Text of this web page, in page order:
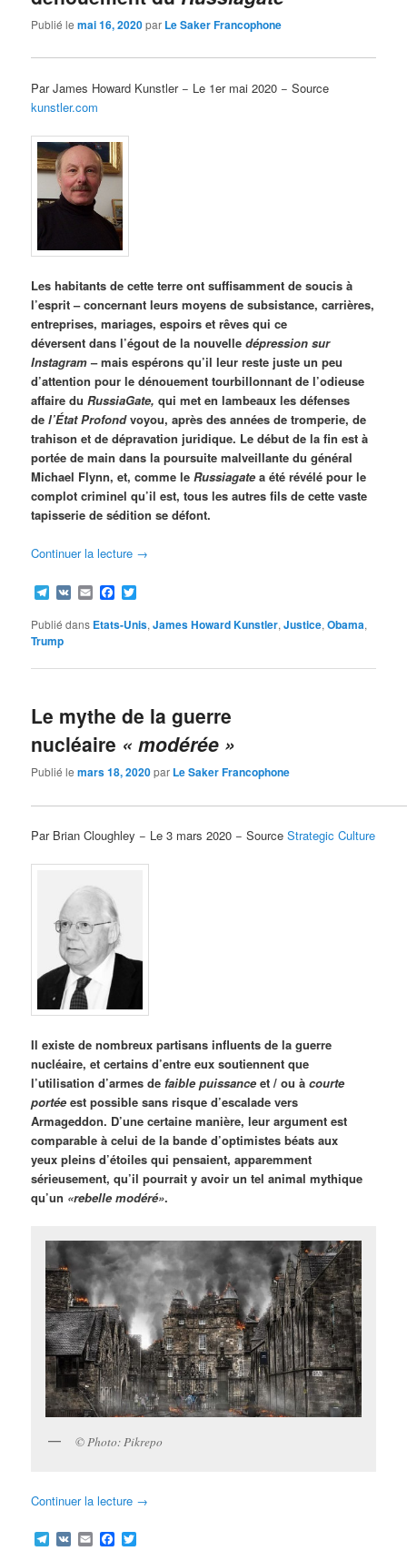
Publié lemai 16, 2020par Le Saker Francophone
Par James Howard Kunstler − Le 1er mai 2020 − Source
kunstler.com
Les habitants de cette terre ont suffisamment de soucis à
l’esprit – concernant leurs moyens de subsistance, carrières,
entreprises, mariages, espoirs et rêves qui ce
déversent dans l’égout de la nouvelledépression sur
Instagram– mais espérons qu’il leur reste juste un peu
d’attention pour le dénouement tourbillonnant de l’odieuse
affaire duRussiaGate,qui met en lambeaux les défenses
de l’État Profondvoyou, après des années de tromperie, de
trahison et de dépravation juridique. Le début de la fin est à
portée de main dans la poursuite malveillante du général
Michael Flynn, et, comme leRussiagatea été révélé pour le
complot criminel qu’il est, tous les autres fils de cette vaste
tapisserie de sédition se défont.
Continuer la lecture →
Telegram
VK EmailFacebook
Publié dans Etats-Unis,James Howard Kunstler,Justice,Obama,
Trump
Le mythe de la guerre
nucléaire « modérée »
Publié lemars 18, 2020par Le Saker Francophone
Par Brian Cloughley − Le 3 mars 2020 − SourceStrategic Culture
Il existe de nombreux partisans influents de la guerre
nucléaire, et certains d’entre eux soutiennent que
l’utilisation d’armes de faible puissance et / ou àcourte
portée est possible sans risque d’escalade vers
Armageddon. D’une certaine manière, leur argument est
comparable à celui de la bande d’optimistes béats aux
yeux pleins d’étoiles qui pensaient, apparemment
sérieusement, qu’il pourrait y avoir un tel animal mythique
qu’un «rebelle modéré».
© Photo: Pikrepo
Continuer la lecture →
Telegram
VK EmailFacebook